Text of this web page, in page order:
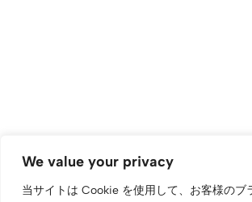
We value your privacy
当サイトは Cookie を使用して、お客様のブ